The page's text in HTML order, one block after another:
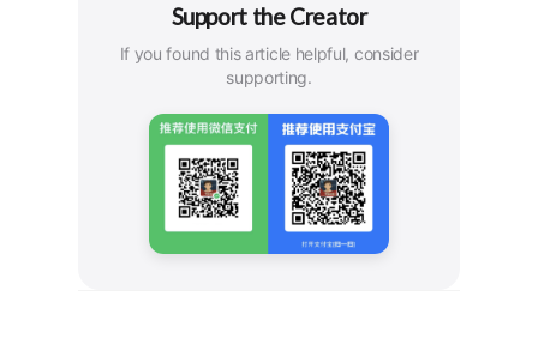
Support the Creator
If you found this article helpful, consider
supporting.